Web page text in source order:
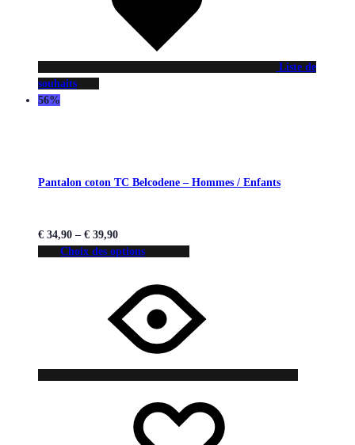
Liste de
souhaits
56%
Pantalon coton TC Belcodene – Hommes / Enfants
€ 34,90 – € 39,90
Choix des options